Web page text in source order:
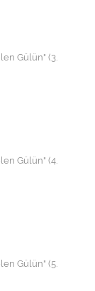
Gülün" (3.
Gülün" (4.
Gülün" (5.